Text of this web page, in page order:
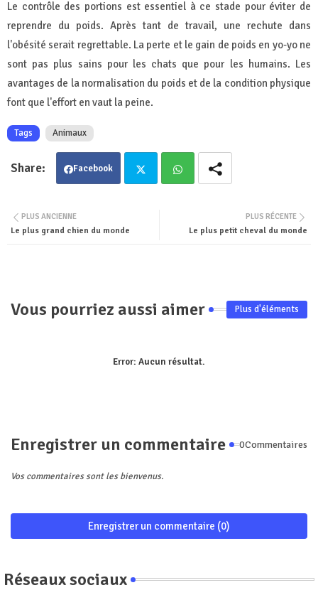
Le contrôle des portions est essentiel à ce stade pour éviter de
reprendre du poids. Après tant de travail, une rechute dans
l'obésité serait regrettable. La perte et le gain de poids en yo-yo ne
sont pas plus sains pour les chats que pour les humains. Les
avantages de la normalisation du poids et de la condition physique
font que l'effort en vaut la peine.
Tags Animaux
Facebook
PLUS RÉCENTE
Le plus petit cheval du monde
PLUS ANCIENNE
Le plus grand chien du monde
Vous pourriez aussi aimer Plus d'éléments
Error: Aucun résultat.
Enregistrer un commentaire 0Commentaires
Vos commentaires sont les bienvenus.
Enregistrer un commentaire (0)
Réseaux sociaux